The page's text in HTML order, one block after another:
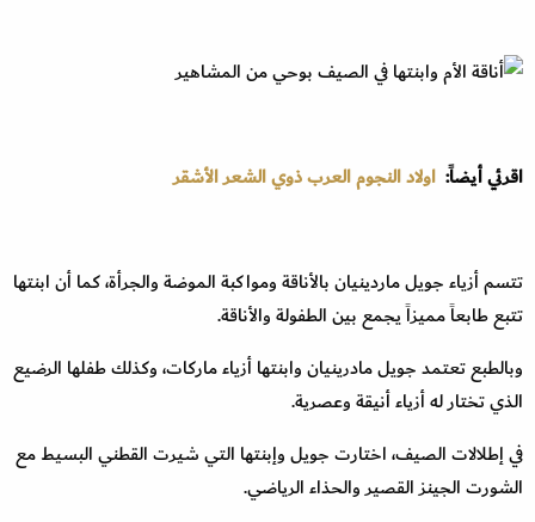
اقرئي أيضاً: اولاد النجوم العرب ذوي الشعر الأشقر
تتسم أزياء جويل ماردينيان بالأناقة ومواكبة الموضة والجرأة، كما أن ابنتها
تتبع طابعاً مميزاً يجمع بين الطفولة والأناقة.
وبالطبع تعتمد جويل مادرينيان وابنتها أزياء ماركات، وكذلك طفلها الرضيع
الذي تختار له أزياء أنيقة وعصرية.
في إطلالات الصيف، اختارت جويل وإبنتها التي شيرت القطني البسيط مع
الشورت الجينز القصير والحذاء الرياضي.